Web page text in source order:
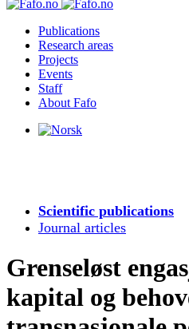
Publications
Research areas
Projects
Events
Staff
About Fafo
Scientific publications
Journal articles
Grenseløst
kapital og